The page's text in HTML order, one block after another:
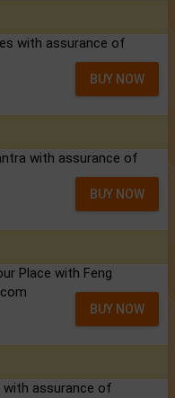
with assurance of
BUY NOW
with assurance of
BUY NOW
Place with Feng
BUY NOW
with assurance of